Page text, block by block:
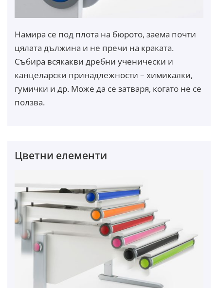
Намира се под плота на бюрото, заема почти
цялата дължина и не пречи на краката.
Събира всякакви дребни ученически и
канцеларски принадлежности – химикалки,
гумички и др. Може да се затваря, когато не се
ползва.
Цветни елементи